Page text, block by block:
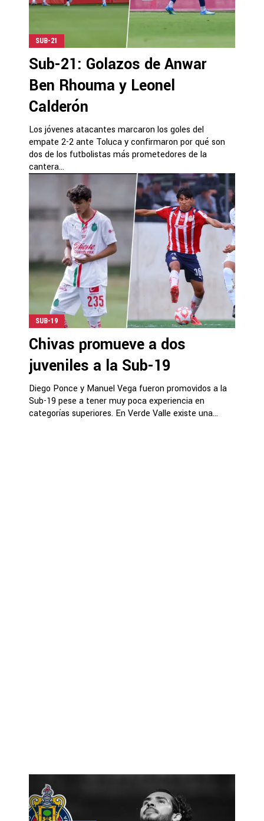
SUB-21
Sub-21: Golazos de Anwar
Ben Rhouma y Leonel
Calderón
Los jóvenes atacantes marcaron los goles del
empate 2-2 ante Toluca y confirmaron por qué son
dos de los futbolistas más prometedores de la
cantera...
SUB-19
Chivas promueve a dos
juveniles a la Sub-19
Diego Ponce y Manuel Vega fueron promovidos a la
Sub-19 pese a tener muy poca experiencia en
categorías superiores. En Verde Valle existe una...